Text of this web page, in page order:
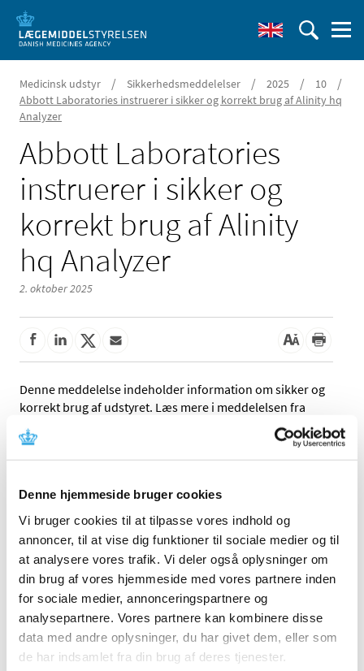
Denne hjemmeside bruger cookies
Vi bruger cookies til at tilpasse vores indhold og
annoncer, til at vise dig funktioner til sociale medier og til
at analysere vores trafik. Vi deler også oplysninger om
din brug af vores hjemmeside med vores partnere inden
for sociale medier, annonceringspartnere og
analysepartnere. Vores partnere kan kombinere disse
data med andre oplysninger, du har givet dem, eller som
de har indsamlet fra din brug af deres tjenester.
Medicinsk udstyr / Sikkerhedsmeddelelser / 2025 / 10 /
Abbott Laboratories instruerer i sikker og korrekt brug af Alinity hq
Analyzer
Abbott Laboratories
instruerer i sikker og
korrekt brug af Alinity
hq Analyzer
2. oktober 2025
Denne meddelelse indeholder information om sikker og
korrekt brug af udstyret. Læs mere i meddelelsen fra
fabrikanten.
Referencer
Produkt: Alinity hq Analyzer
Fabrikant: Abbott Laboratories
Fabrikantens referencenummer: FA18SEP2025
Lægemiddelstyrelsens sagsnummer: 2025094229
Emner
Medicinsk udstyr